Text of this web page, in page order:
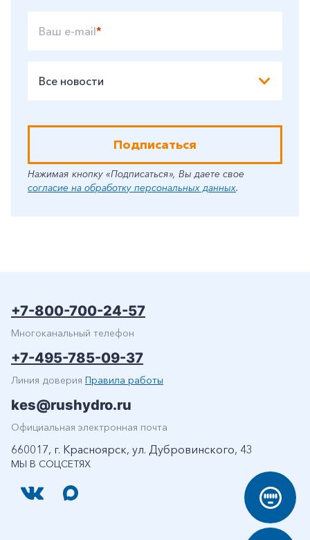
Ваш e-mail*
Все новости
Подписаться
Нажимая кнопку «Подписаться», Вы даете свое
согласие на обработку персональных данных.
МЫ В СОЦСЕТЯХ
+7-800-700-24-57
Многоканальный телефон
+7-495-785-09-37
Линия доверия Правила работы
kes@rushydro.ru
Официальная электронная почта
660017, г. Красноярск, ул. Дубровинского, 43